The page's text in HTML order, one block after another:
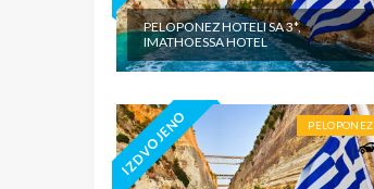
PELOPONEZ HOTELI SA 3*,
IMATHOESSA HOTEL
IZDVOJENO PELOPONEZ